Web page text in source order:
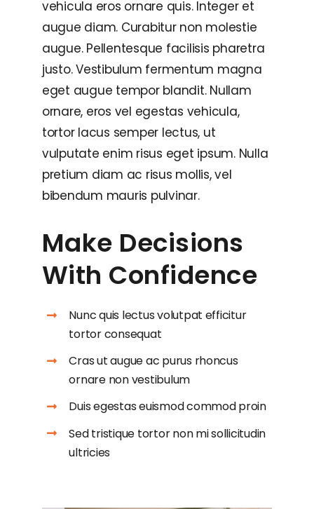
vehicula eros ornare quis. Integer et
augue diam. Curabitur non molestie
augue. Pellentesque facilisis pharetra
justo. Vestibulum fermentum magna
eget augue tempor blandit. Nullam
ornare, eros vel egestas vehicula,
tortor lacus semper lectus, ut
vulputate enim risus eget ipsum. Nulla
pretium diam ac risus mollis, vel
bibendum mauris pulvinar.
Make Decisions
With Confidence
Nunc quis lectus volutpat efficitur
tortor consequat
Cras ut augue ac purus rhoncus
ornare non vestibulum
Duis egestas euismod commod proin
Sed tristique tortor non mi sollicitudin
ultricies